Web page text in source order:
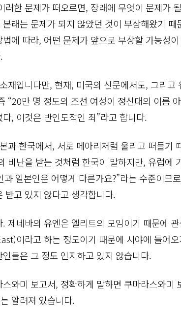
러한 문제가 떠오르면, 장래에 무엇이 문제가
래는 문제가 되지 않았던 것이 부상해왔기
에 따라, 어떤 문제가 앞으로 부상할 가능성
재입니다만, 현재, 미국의 신문에서도, 그리고
“20만 명 정도의 조선 여성이 정신대의 이름
, 이것은 반인도적인 죄”라고 합니다.
과 한국에서, 서로 메아리처럼 울리고 떠들기
비난을 받는 것처럼 한국이 말하지만, 유럽에
과 일본인은 어떻게 다른가요?”라는 수준이므
받고 있지 않다고 생각합니다.
제네바의 유엔은 엘리트의 모임이기 때문에
이라고 하는 정도이기 때문에 시야에 들어
들은 그 정도 인지하고 있지 않습니다.
와미 보고서, 정확하게 말하면 쿠마라스와미
알려져 있습니다.